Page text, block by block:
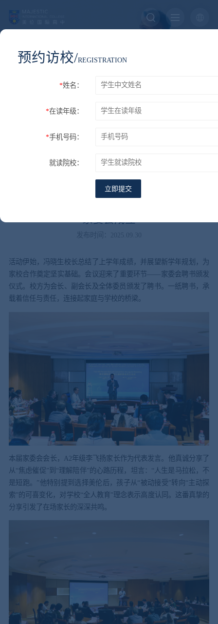
COMMON EDUCATION
家校共育
家委会成立
发布时间：2025.09.30
活动伊始，冯晓生校长总结了上学年成绩，并展望新学年规划，为
家校合作奠定坚实基础。会议迎来了重要环节——家委会聘书颁发
仪式。校方为会长、副会长及全体委员颁发了聘书。一纸聘书，承
载着信任与责任，连接起家庭与学校的桥梁。
本届家委会会长，A2年级李飞扬家长作为代表发言。他真诚分享了
从“焦虑催促”到“理解陪伴”的心路历程，坦言：“人生是马拉松，不
是短跑。”他特别提到选择美伦后，孩子从“被动接受”转向“主动探
索”的可喜变化，对学校“全人教育”理念表示高度认同。这番真挚的
分享引发了在场家长的深深共鸣。
预约访校/REGISTRATION
*姓名：
*在读年级：
*手机号码：
就读院校：
立即提交